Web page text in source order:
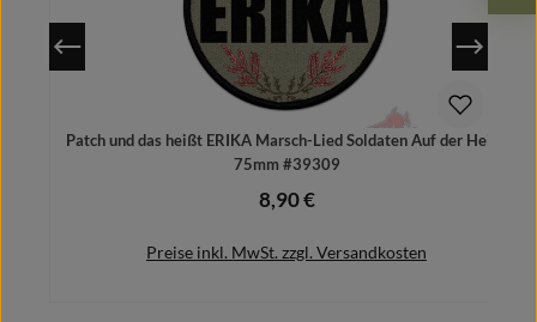
Patch und das heißt ERIKA Marsch-Lied Soldaten Auf der Heide
75mm #39309
Regulärer Preis:
8,90 €
Preise inkl. MwSt. zzgl. Versandkosten